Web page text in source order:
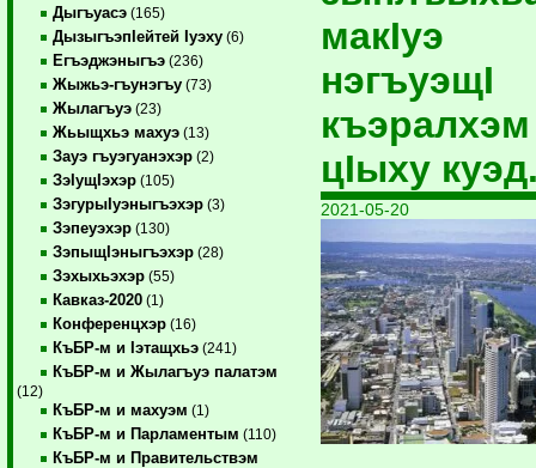
Дыгъуасэ (165)
ДызыгъэпIейтей Iуэху (6)
Егъэджэныгъэ (236)
Жыжьэ-гъунэгъу (73)
Жылагъуэ (23)
Жьыщхьэ махуэ (13)
Зауэ гъуэгуанэхэр (2)
ЗэIущIэхэр (105)
ЗэгурыIуэныгъэхэр (3)
Зэпеуэхэр (130)
ЗэпыщIэныгъэхэр (28)
Зэхыхьэхэр (55)
Кавказ-2020 (1)
Конференцхэр (16)
КъБР-м и Iэтащхьэ (241)
КъБР-м и Жылагъуэ палатэм
(12)
КъБР-м и махуэм (1)
КъБР-м и Парламентым (110)
КъБР-м и Правительствэм
макIуэ
нэгъуэщI
къэралхэм
цIыху
2021-05-20